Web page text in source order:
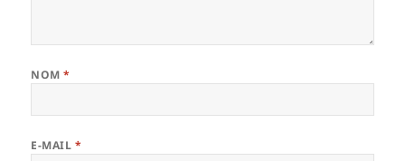
NOM*
E-MAIL *